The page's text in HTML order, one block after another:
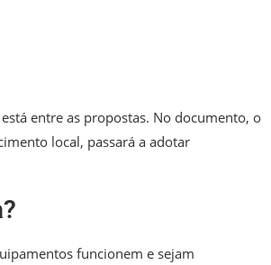
entre as propostas. No documento, o
local, passará a adotar
funcionem e sejam